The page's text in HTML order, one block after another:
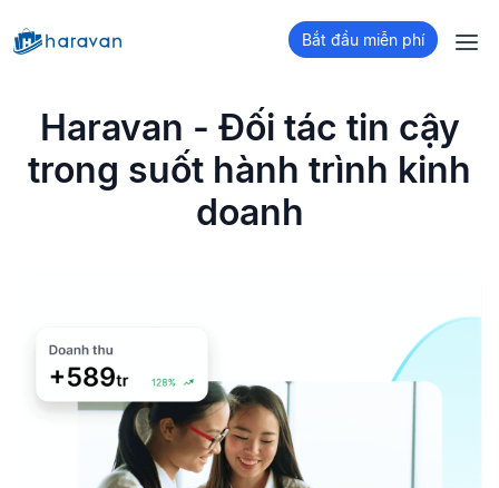
Bắt đầu miễn phí
Haravan - Đối tác tin cậy
trong suốt hành trình kinh
doanh